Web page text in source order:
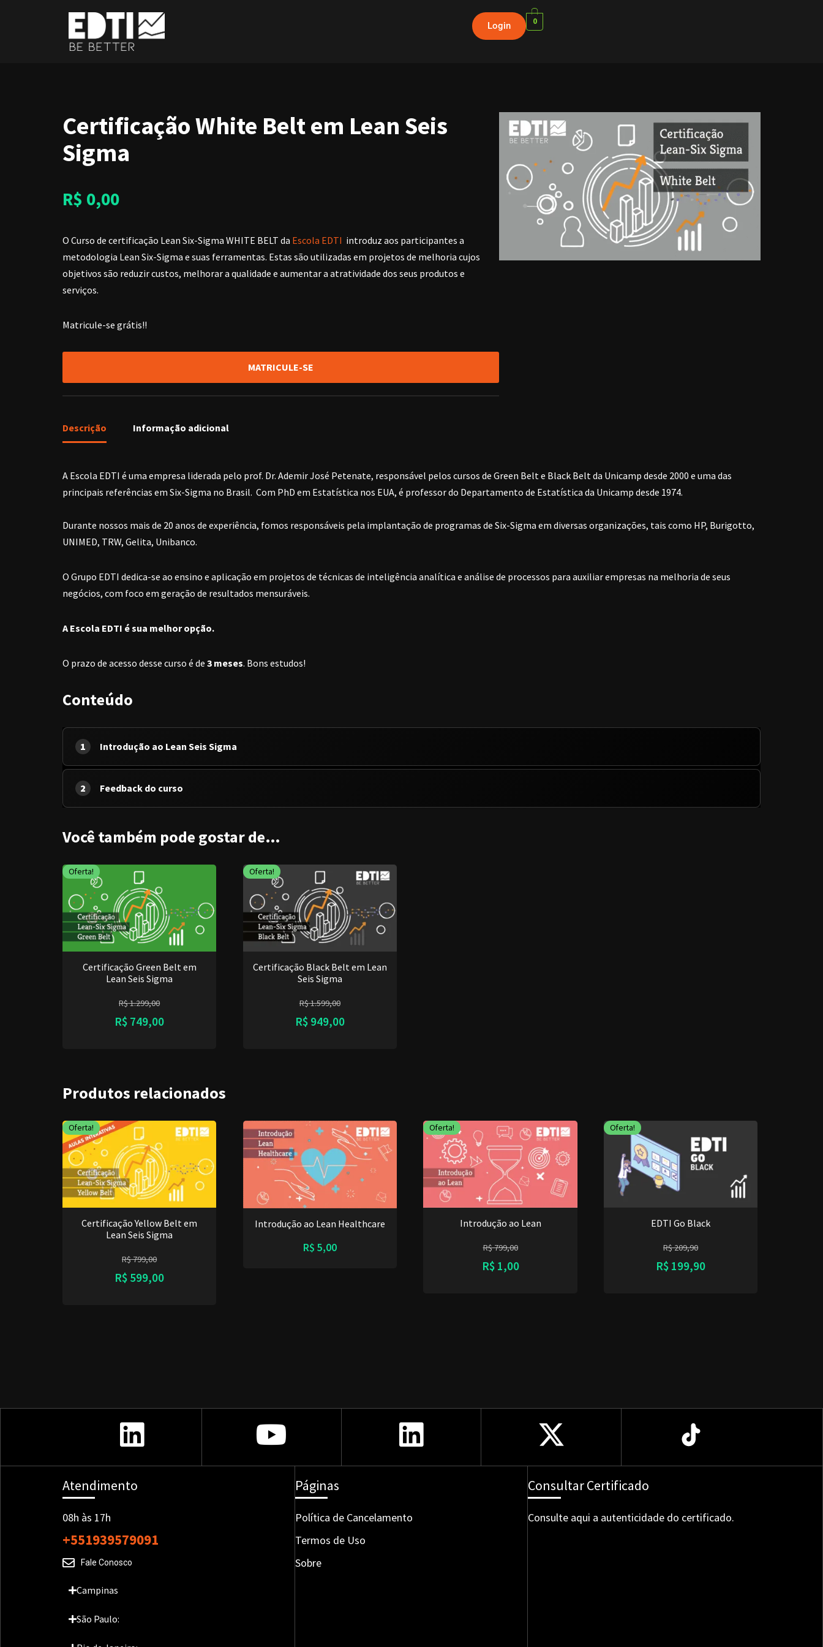
Login 0
Certificação White Belt em Lean Seis
Sigma
R$ 0,00
O Curso de certificação Lean Six-Sigma WHITE BELT da Escola EDTI introduz aos participantes a
metodologia Lean Six-Sigma e suas ferramentas. Estas são utilizadas em projetos de melhoria cujos
objetivos são reduzir custos, melhorar a qualidade e aumentar a atratividade dos seus produtos e
serviços.
Matricule-se grátis!!
MATRICULE-SE
Descrição Informação adicional
A Escola EDTI é uma empresa liderada pelo prof. Dr. Ademir José Petenate, responsável pelos cursos de Green Belt e Black Belt da Unicamp desde 2000 e uma das
principais referências em Six-Sigma no Brasil. Com PhD em Estatística nos EUA, é professor do Departamento de Estatística da Unicamp desde 1974.
Durante nossos mais de 20 anos de experiência, fomos responsáveis pela implantação de programas de Six-Sigma em diversas organizações, tais como HP, Burigotto,
UNIMED, TRW, Gelita, Unibanco.
O Grupo EDTI dedica-se ao ensino e aplicação em projetos de técnicas de inteligência analítica e análise de processos para auxiliar empresas na melhoria de seus
negócios, com foco em geração de resultados mensuráveis.
A Escola EDTI é sua melhor opção.
O prazo de acesso desse curso é de 3 meses. Bons estudos!
Conteúdo
1 Introdução ao Lean Seis Sigma
2 Feedback do curso
Você também pode gostar de…
Oferta!
Certificação Green Belt em
Lean Seis Sigma
R$1.299,00
R$ 749,00
Oferta!
Certificação Black Belt em Lean
Seis Sigma
R$1.599,00
R$949,00
Produtos relacionados
Oferta!
Certificação Yellow Belt em
Lean Seis Sigma
R$799,00
R$ 599,00
Introdução ao Lean Healthcare
R$ 5,00
Oferta!
Introdução ao Lean
R$799,00
R$1,00
Oferta!
EDTI Go Black
R$209,90
R$ 199,90
Atendimento
08h às 17h
+551939579091
Fale Conosco
Campinas
São Paulo:
Páginas
Política de Cancelamento
Termos de Uso
Sobre
Consultar Certificado
Consulte aqui a autenticidade do certificado.